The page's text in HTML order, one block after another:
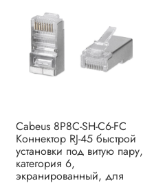
Cabeus 8P8C-SH-C6-FC
Коннектор RJ-45 быстрой
установки под витую пару,
категория 6,
экранированный, для